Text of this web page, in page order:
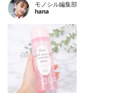
モノシル編集部
hana